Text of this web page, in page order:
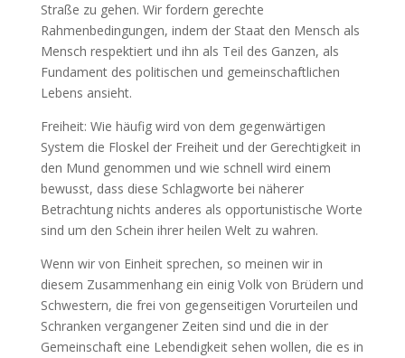
Straße zu gehen. Wir fordern gerechte
Rahmenbedingungen, indem der Staat den Mensch als
Mensch respektiert und ihn als Teil des Ganzen, als
Fundament des politischen und gemeinschaftlichen
Lebens ansieht.
Freiheit: Wie häufig wird von dem gegenwärtigen
System die Floskel der Freiheit und der Gerechtigkeit in
den Mund genommen und wie schnell wird einem
bewusst, dass diese Schlagworte bei näherer
Betrachtung nichts anderes als opportunistische Worte
sind um den Schein ihrer heilen Welt zu wahren.
Wenn wir von Einheit sprechen, so meinen wir in
diesem Zusammenhang ein einig Volk von Brüdern und
Schwestern, die frei von gegenseitigen Vorurteilen und
Schranken vergangener Zeiten sind und die in der
Gemeinschaft eine Lebendigkeit sehen wollen, die es in